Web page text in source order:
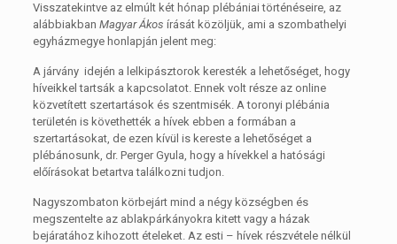
Visszatekintve az elmúlt két hónap plébániai történéseire, az
alábbiakban Magyar Ákos írását közöljük, ami a szombathelyi
egyházmegye honlapján jelent meg:
A járvány idején a lelkipásztorok keresték a lehetőséget, hogy
híveikkel tartsák a kapcsolatot. Ennek volt része az online
közvetített szertartások és szentmisék. A toronyi plébánia
területén is követhették a hívek ebben a formában a
szertartásokat, de ezen kívül is kereste a lehetőséget a
plébánosunk, dr. Perger Gyula, hogy a hívekkel a hatósági
előírásokat betartva találkozni tudjon.
Nagyszombaton körbejárt mind a négy községben és
megszentelte az ablakpárkányokra kitett vagy a házak
bejáratához kihozott ételeket. Az esti – hívek részvétele nélkül